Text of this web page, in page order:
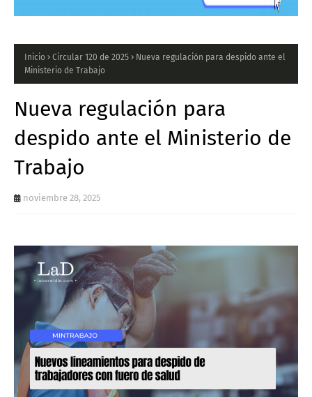
Inicio Circular 120 de 2025
Nueva regulación para despido ante el
Ministerio de Trabajo
Nueva regulación para
despido ante el Ministerio de
Trabajo
noviembre 28, 2025